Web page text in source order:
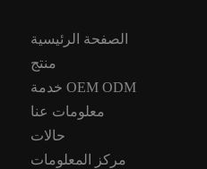
الصفحة الرئيسية
منتج
خدمة OEM ODM
معلومات عنا
حالات
مركز المعلومات